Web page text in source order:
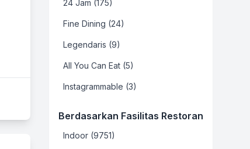
24 Jam (175)
Fine Dining (24)
Legendaris (9)
All You Can Eat (5)
Instagrammable (3)
Berdasarkan Fasilitas Restoran
Indoor (9751)